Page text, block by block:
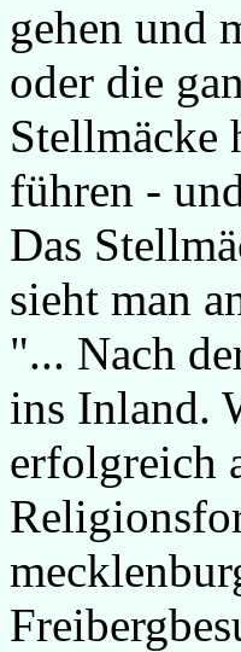
gehen und
oder die
Stellmäcke
führen -
Das
sieht man
"... Nach
ins Inland.
erfolgreich